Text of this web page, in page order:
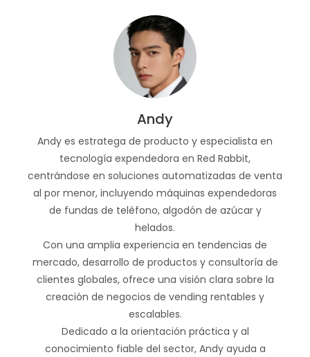
Andy
Andy es estratega de producto y especialista en
tecnología expendedora en Red Rabbit,
centrándose en soluciones automatizadas de venta
al por menor, incluyendo máquinas expendedoras
de fundas de teléfono, algodón de azúcar y
helados.
Con una amplia experiencia en tendencias de
mercado, desarrollo de productos y consultoría de
clientes globales, ofrece una visión clara sobre la
creación de negocios de vending rentables y
escalables.
Dedicado a la orientación práctica y al
conocimiento fiable del sector, Andy ayuda a